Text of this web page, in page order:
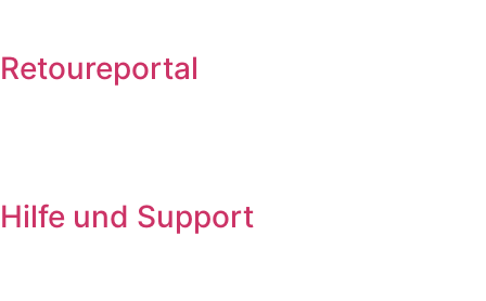
Retoureportal
Hilfe und Support